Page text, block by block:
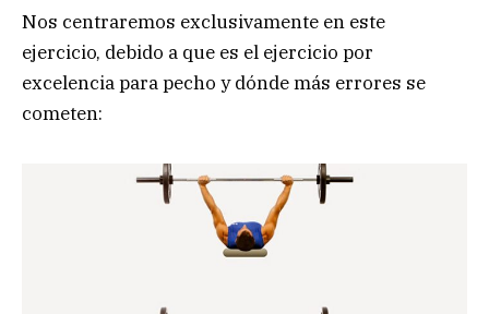
Nos centraremos exclusivamente en este
ejercicio, debido a que es el ejercicio por
excelencia para pecho y dónde más errores se
cometen: